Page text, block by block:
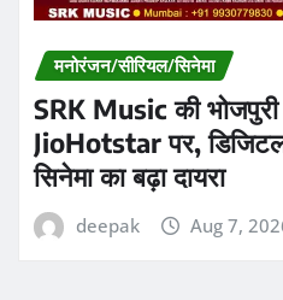
मनोरंजन/सीरियल/सिनेमा
SRK Music की
JioHotstar पर, डिजिटल
सिनेमा का बढ़ा दायरा
deepak Aug 7,